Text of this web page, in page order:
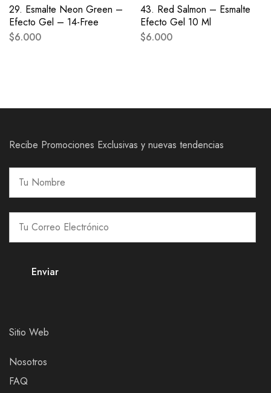
29. Esmalte Neon Green –
Efecto Gel – 14-Free
$6.000
43. Red Salmon – Esmalte
Efecto Gel 10 Ml
$6.000
Recibe Promociones Exclusivas y nuevas tendencias
Sitio Web
Nosotros
FAQ